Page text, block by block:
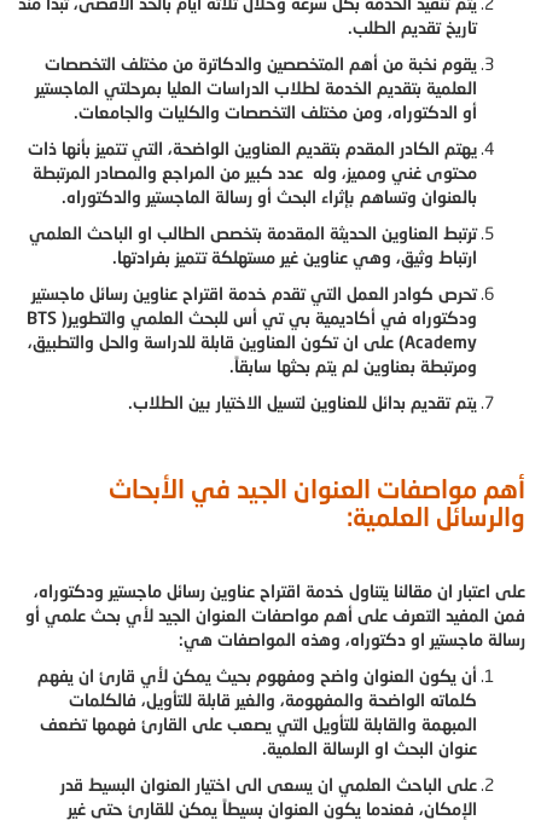
تاريخ تقديم الطلب.
يقوم نخبة من أهم المتخصصين والدكاترة من مختلف التخصصات
العلمية بتقديم الخدمة لطلاب الدراسات العليا بمرحلتي الماجستير
أو الدكتوراه، ومن مختلف التخصصات والكليات والجامعات.
يهتم الكادر المقدم بتقديم العناوين الواضحة، التي تتميز بأنها ذات
محتوى غني ومميز، وله عدد كبير من المراجع والمصادر المرتبطة
بالعنوان وتساهم بإثراء البحث أو رسالة الماجستير والدكتوراه.
ترتبط العناوين الحديثة المقدمة بتخصص الطالب او الباحث العلمي
ارتباط وثيق، وهي عناوين غير مستهلكة تتميز بفرادتها.
تحرص كوادر العمل التي تقدم خدمة اقتراح عناوين رسائل ماجستير
ودكتوراه في أكاديمية بي تي أس للبحث العلمي والتطوير( BTS
Academy) على ان تكون العناوين قابلة للدراسة والحل والتطبيق،
ومرتبطة بعناوين لم يتم بحثها سابقاً.
يتم تقديم بدائل للعناوين لتسيل الاختيار بين الطلاب.
أهم مواصفات العنوان الجيد في الأبحاث
والرسائل العلمية:
على اعتبار ان مقالنا يتناول خدمة اقتراح عناوين رسائل ماجستير ودكتوراه،
فمن المفيد التعرف على أهم مواصفات العنوان الجيد لأي بحث علمي أو
رسالة ماجستير او دكتوراه، وهذه المواصفات هي:
أن يكون العنوان واضح ومفهوم بحيث يمكن لأي قارئ ان يفهم
كلماته الواضحة والمفهومة، والغير قابلة للتأويل، فالكلمات
المبهمة والقابلة للتأويل التي يصعب على القارئ فهمها تضعف
عنوان البحث او الرسالة العلمية.
على الباحث العلمي ان يسعى الى اختيار العنوان البسيط قدر
الإمكان، فعندما يكون العنوان بسيطاً يمكن للقارئ حتى غير